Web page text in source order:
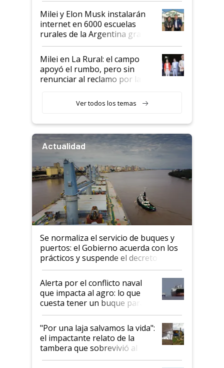
Milei y Elon Musk instalarán
internet en 6000 escuelas
rurales de la Argentina gracias
a un acuerdo con Starlink
Milei en La Rural: el campo
apoyó el rumbo, pero sin
renunciar al reclamo por las
Ver todos los temas
Actualidad
Se normaliza el servicio de buques y
puertos: el Gobierno acuerda con los
prácticos y suspende el decreto de
desregulación
Alerta por el conflicto naval
que impacta al agro: lo que
cuesta tener un buque parado
y el peligro de que Argentina
pase a ser "país sucio"
"Por una laja salvamos la vida":
el impactante relato de la
tambera que sobrevivió al
tornado